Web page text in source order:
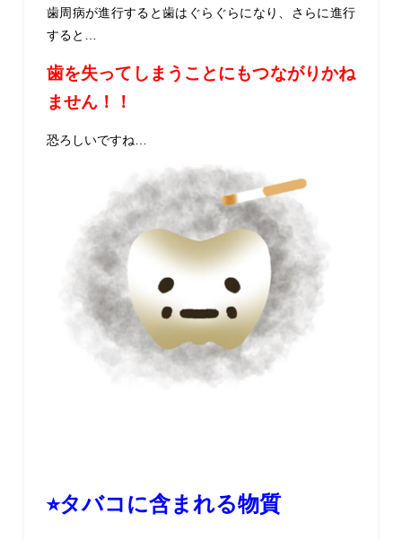
歯周病が進行すると歯はぐらぐらになり、さらに進行
すると…
歯を失ってしまうことにもつながりかね
ません！！
恐ろしいですね…
⭐︎タバコに含まれる物質